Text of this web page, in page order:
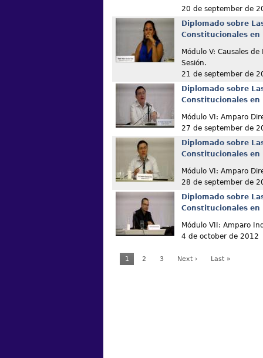
20 de september de
Diplomado sobre
Constitucionales en
Módulo V: Causales
Sesión.
21 de september de
Diplomado sobre
Constitucionales en
Módulo VI: Amparo
27 de september de
Diplomado sobre
Constitucionales en
Módulo VI: Amparo
28 de september de
Diplomado sobre
Constitucionales en
Módulo VII: Amparo
4 de october de 2012
1 2 3 Next › Last »